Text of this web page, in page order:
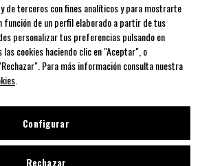
de terceros con fines analíticos y para mostrarte
función de un perfil elaborado a partir de tus
personalizar tus preferencias pulsando en
cookies haciendo clic en "Aceptar", o
Para más información consulta nuestra
Configurar
Rechazar